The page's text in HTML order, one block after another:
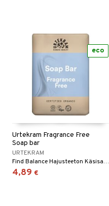
Urtekram Fragrance Free
Soap bar
URTEKRAM
Find Balance Hajusteeton Käsisaippua on mieto, hajusteeton käsisaippua herkälle iholle.
4,89 €
eco